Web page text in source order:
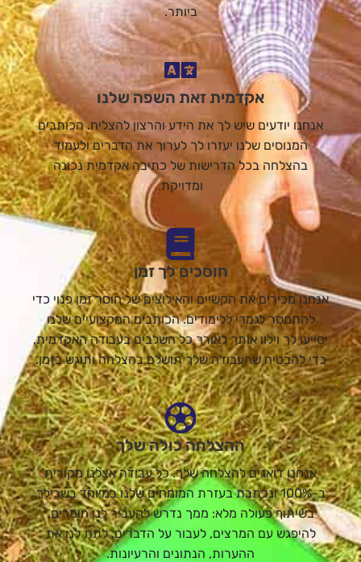
ביותר.
אקדמית זאת השפה שלנו
אנחנו יודעים שיש לך את הידע והרצון להצליח. הכותבים
המנוסים שלנו יעזרו לך לערוך את הדברים ולעמוד
בהצלחה בכל הדרישות של כתיבה אקדמית נכונה
ומדויקת.
חוסכים לך זמן
אנחנו מכירים את הקשיים והאילוצים של חוסר זמן פנוי כדי
להתמסר לגמרי ללימודים. הכותבים המקצועיים שלנו
יסייעו לך וילוו אותך לאורך כל השלבים בעבודה האקדמית,
כדי להבטיח שהעבודה שלך תושלם בהצלחה ותוגש בזמן.
ההצלחה כולה שלך
אנחנו דואגים להצלחה שלך. כל עבודה אצלנו מקורית
ב-100% ונכתבת בעזרת המומחים שלנו במיוחד בשבילך
בשיתוף פעולה מלא: ממך נדרש להעביר לנו חומרים,
להיפגש עם המרצים, לעבור על הדברים, לתת לנו את
ההערות, הנתונים והרעיונות.